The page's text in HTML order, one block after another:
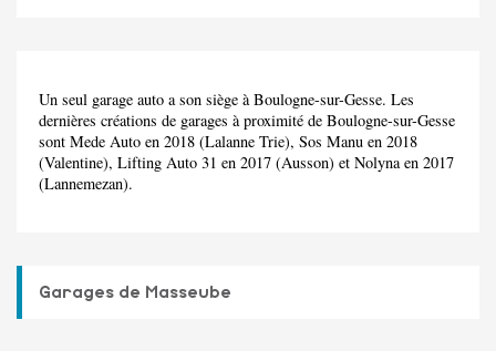
Un seul garage auto a son siège à Boulogne-sur-Gesse. Les
dernières créations de garages à proximité de Boulogne-sur-Gesse
sont Mede Auto en 2018 (Lalanne Trie), Sos Manu en 2018
(Valentine), Lifting Auto 31 en 2017 (Ausson) et Nolyna en 2017
(Lannemezan).
Garages de Masseube